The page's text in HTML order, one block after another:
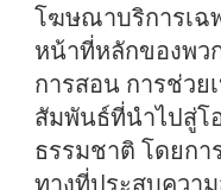
โฆษณาบริการเฉ
หน้าที่หลักของพว
การสอน การช่วย
สัมพันธ์ที่นำไปสู่โ
ธรรมชาติ โดยกา
ทางที่ประสบควา